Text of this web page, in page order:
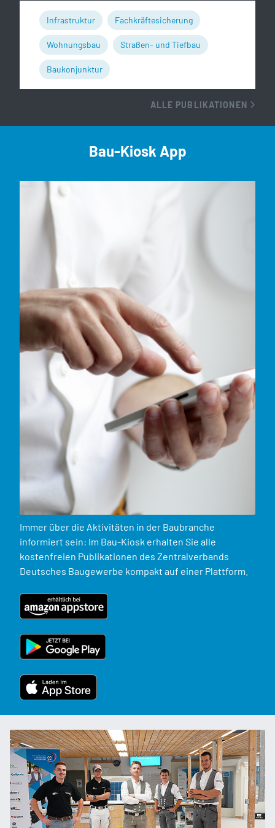
Infrastruktur Fachkräftesicherung
Wohnungsbau Straßen- und Tiefbau
Baukonjunktur
ALLE PUBLIKATIONEN
Bau-Kiosk App
Immer über die Aktivitäten in der Baubranche
informiert sein: Im Bau-Kiosk erhalten Sie alle
kostenfreien Publikationen des Zentralverbands
Deutsches Baugewerbe kompakt auf einer Plattform.